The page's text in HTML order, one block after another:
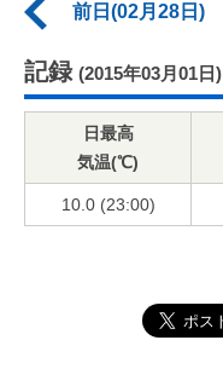
前日(02月28日)
記録 (2015年03月01日)
日最高
気温(℃)
10.0 (23:00)